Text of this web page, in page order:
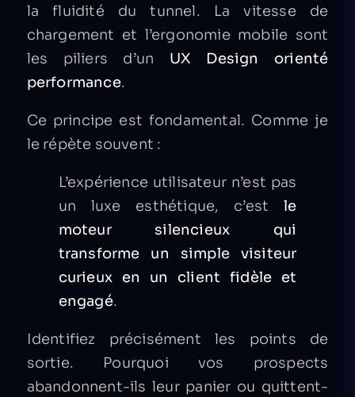
la fluidité du tunnel. La vitesse de
chargement et l’ergonomie mobile sont
les piliers d’un UX Design orienté
performance.
Ce principe est fondamental. Comme je
le répète souvent :
L’expérience utilisateur n’est pas
un luxe esthétique, c’est le
moteur silencieux qui
transforme un simple visiteur
curieux en un client fidèle et
engagé.
Identifiez précisément les points de
sortie. Pourquoi vos prospects
abandonnent-ils leur panier ou quittent-